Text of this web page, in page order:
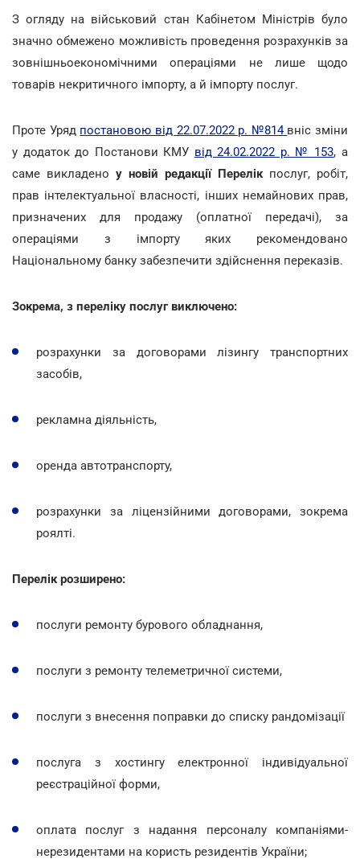
З огляду на військовий стан Кабінетом Міністрів було
значно обмежено можливість проведення розрахунків за
зовнішньоекономічними операціями не лише щодо
товарів некритичного імпорту, а й імпорту послуг.
Проте Уряд постановою від 22.07.2022 р. №814 вніс зміни
у додаток до Постанови КМУ від 24.02.2022 р. № 153, а
саме викладено у новій редакції Перелікпослуг, робіт,
прав інтелектуальної власності, інших немайнових прав,
призначених для продажу (оплатної передачі), за
операціями з імпорту яких рекомендовано
Національному банку забезпечити здійснення переказів.
Зокрема, з переліку послуг виключено:
розрахунки за договорами лізингу транспортних
засобів,
рекламна діяльність,
оренда автотранспорту,
розрахунки за ліцензійними договорами, зокрема
роялті.
Перелік розширено:
послуги ремонту бурового обладнання,
послуги з ремонту телеметричної системи,
послуги з внесення поправки до списку рандомізації
послуга з хостингу електронної індивідуальної
реєстраційної форми,
оплата послуг з надання персоналу компаніями-
нерезидентами на користь резидентів України;